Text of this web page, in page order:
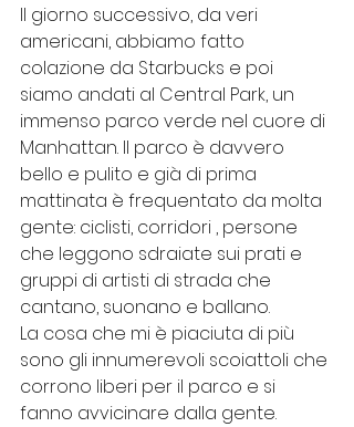
Il giorno successivo, da veri
americani, abbiamo fatto
colazione da Starbucks e poi
siamo andati al Central Park, un
immenso parco verde nel cuore di
Manhattan. Il parco è davvero
bello e pulito e già di prima
mattinata è frequentato da molta
gente: ciclisti, corridori , persone
che leggono sdraiate sui prati e
gruppi di artisti di strada che
cantano, suonano e ballano.
La cosa che mi è piaciuta di più
sono gli innumerevoli scoiattoli che
corrono liberi per il parco e si
fanno avvicinare dalla gente.